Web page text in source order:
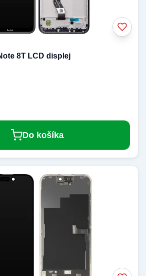
8T LCD displej
Do košíka